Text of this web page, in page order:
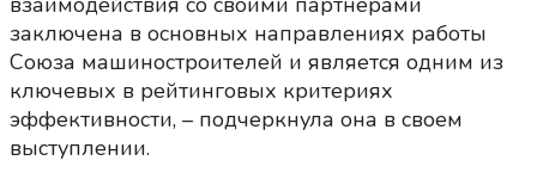
заключена в основных направлениях работы
Союза машиностроителей и является одним из
ключевых в рейтинговых критериях
эффективности, – подчеркнула она в своем
выступлении.